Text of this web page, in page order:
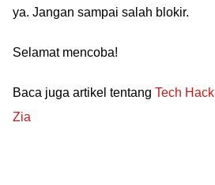
ya. Jangan sampai salah blokir.
Selamat mencoba!
Baca juga artikel tentang Tech Hack
Zia